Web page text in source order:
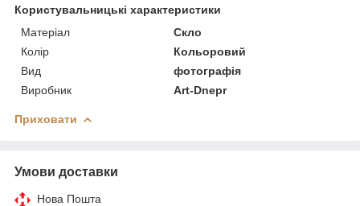
Користувальницькі характеристики
Матеріал
Скло
Колір
Кольоровий
Вид
фотографія
Виробник
Art-Dnepr
Приховати
Умови доставки
Нова Пошта